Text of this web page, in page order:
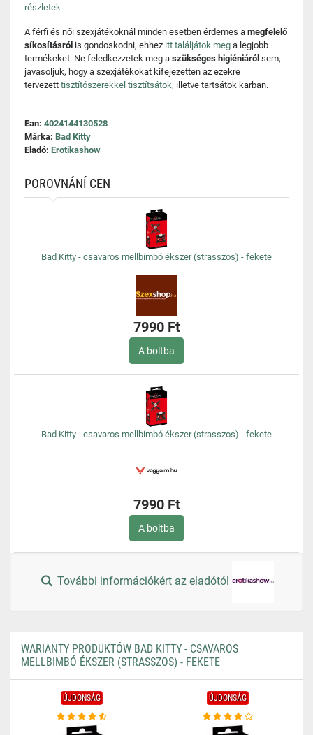
részletek
A férfi és női szexjátékoknál minden esetben érdemes a megfelelő
síkosításról is gondoskodni, ehhez itt találjátok meg a legjobb
termékeket. Ne feledkezzetek meg a szükséges higiéniáról sem,
javasoljuk, hogy a szexjátékokat kifejezetten az ezekre
tervezett tisztítószerekkel tisztítsátok, illetve tartsátok karban.
Ean: 4024144130528
Márka: Bad Kitty
Eladó: Erotikashow
POROVNÁNÍ CEN
Bad Kitty - csavaros mellbimbó ékszer (strasszos) - fekete
7990 Ft
A boltba
Bad Kitty - csavaros mellbimbó ékszer (strasszos) - fekete
7990 Ft
A boltba
További információkért az eladótól
WARIANTY PRODUKTÓW BAD KITTY - CSAVAROS
MELLBIMBÓ ÉKSZER (STRASSZOS) - FEKETE
ÚJDONSÁG ÚJDONSÁG